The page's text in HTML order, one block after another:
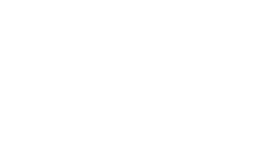
「
ので、詳細は省略